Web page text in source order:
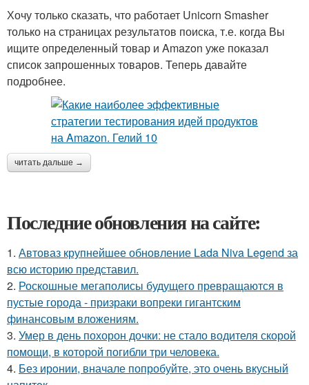
Хочу только сказать, что работает Unicorn Smasher
только на страницах результатов поиска, т.е. когда Вы
ищите определенный товар и Amazon уже показал
список запрошенных товаров. Теперь давайте
подробнее.
читать дальше →
Последние обновления на сайте:
1. Автоваз крупнейшее обновление Lada Niva Legend за
всю историю представил.
2. Роскошные мегаполисы будущего превращаются в
пустые города - призраки вопреки гигантским
финансовым вложениям.
3. Умер в день похорон дочки: не стало водителя скорой
помощи, в которой погибли три человека.
4. Без ирoнии, вначале попробуйте, это очень вкусный